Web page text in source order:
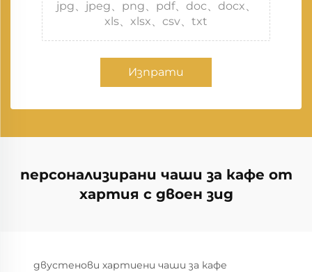
jpg、jpeg、png、pdf、doc、docx、
xls、xlsx、csv、txt
Изпрати
персонализирани чаши за кафе от
хартия с двоен зид
двустенови хартиени чаши за кафе